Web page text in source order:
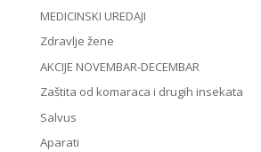
MEDICINSKI UREDAJI
Zdravlje žene
AKCIJE NOVEMBAR-DECEMBAR
Zaštita od komaraca i drugih insekata
Salvus
Aparati